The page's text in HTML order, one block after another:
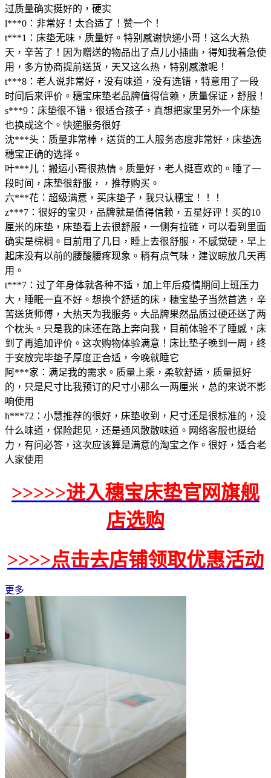
过质量确实挺好的，硬实
l***0：非常好！太合适了！赞一个！
t***1：床垫无味，质量好。特别感谢快递小哥！这么大热
天，辛苦了！因为赠送的物品出了点儿小插曲，得知我着急使
用，多方协商提前送货，天又这么热，特别感激呢！
t***8：老人说非常好，没有味道，没有选错，特意用了一段
时间后来评价。穗宝床垫老品牌值得信赖，质量保证，舒服！
s***9：床垫很不错，很适合孩子，真想把家里另外一个床垫
也换成这个。快递服务很好
沈***头：质量非常棒，送货的工人服务态度非常好，床垫选
穗宝正确的选择。
叶***儿：搬运小哥很热情。质量好，老人挺喜欢的。睡了一
段时间，床垫很舒服，，推荐购买。
六***花：超级满意，买床垫子，我只认穗宝！！！
z***7：很好的宝贝，品牌就是值得信赖，五星好评！买的10
厘米的床垫，床垫看上去很舒服，一侧有拉链，可以看到里面
确实是棕榈。目前用了几日，睡上去很舒服，不感觉硬，早上
起床没有以前的腰酸腰疼现象。稍有点气味，建议晾放几天再
用。
t***7：过了年身体就各种不适，加上年后疫情期间上班压力
大，睡眠一直不好。想换个舒适的床，穂宝垫子当然首选，辛
苦送货师傅，大热天为我服务。大品牌果然品质过硬还送了两
个枕头。只是我的床还在路上奔向我，目前体验不了睡感，床
到了再追加评价。这次购物体验满意！床比垫子晚到一周，终
于安放完毕垫子厚度正合适，今晚就睡它
阿***家：满足我的需求。质量上乘，柔软舒适，质量挺好
的，只是尺寸比我预订的尺寸小那么一两厘米，总的来说不影
响使用
h***72：小慧推荐的很好，床垫收到，尺寸还是很标准的，没
什么味道，保险起见，还是通风散散味道。网络客服也挺给
力，有问必答，这次应该算是满意的淘宝之作。很好，适合老
人家使用
>>>>>进入穗宝床垫官网旗舰
店选购
>>>>点击去店铺领取优惠活动
更多